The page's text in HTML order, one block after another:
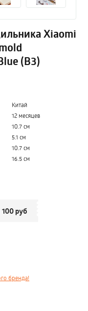
Xiaomi
(B3)
Китай
12 месяцев
10.7 см
5.1 см
10.7 см
16.5 см
100 руб
бренда!